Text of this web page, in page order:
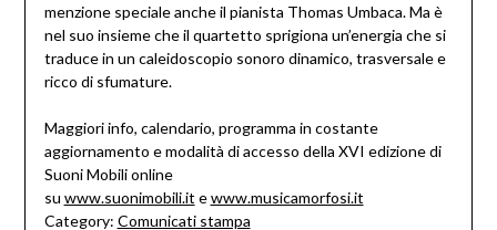
menzione speciale anche il pianista Thomas Umbaca. Ma è
nel suo insieme che il quartetto sprigiona un’energia che si
traduce in un caleidoscopio sonoro dinamico, trasversale e
ricco di sfumature.
Maggiori info, calendario, programma in costante
aggiornamento e modalità di accesso della XVI edizione di
Suoni Mobili online
su www.suonimobili.it ewww.musicamorfosi.it
Category: Comunicati stampa